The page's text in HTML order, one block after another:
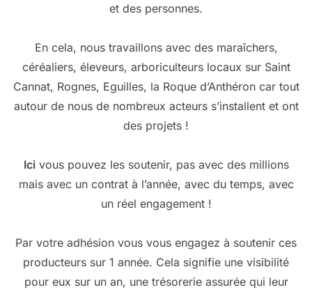
et des personnes.
En cela, nous travaillons avec des maraîchers,
céréaliers, éleveurs, arboriculteurs locaux sur Saint
Cannat, Rognes, Eguilles, la Roque d’Anthéron car tout
autour de nous de nombreux acteurs s’installent et ont
des projets !
Icivous pouvez les soutenir, pas avec des millions
mais avec un contrat à l’année, avec du temps, avec
un réel engagement !
Par votre adhésion vous vous engagez à soutenir ces
producteurs sur 1 année. Cela signifie une visibilité
pour eux sur un an, une trésorerie assurée qui leur